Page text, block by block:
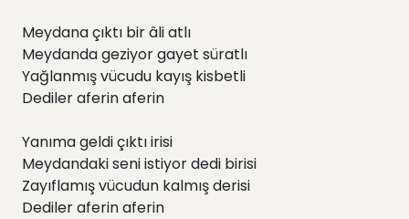
Meydana çıktı bir âli atlı
Meydanda geziyor gayet süratlı
Yağlanmış vücudu kayış kisbetli
Dediler aferin aferin
Yanıma geldi çıktı irisi
Meydandaki seni istiyor dedi birisi
Zayıflamış vücudun kalmış derisi
Dediler aferin aferin